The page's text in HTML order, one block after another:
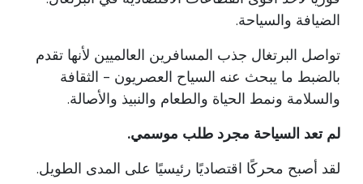
الضيافة والسياحة.
تواصل البرتغال جذب المسافرين العالميين لأنها تقدم
بالضبط ما يبحث عنه السياح العصريون - الثقافة
والسلامة ونمط الحياة والطعام والنبيذ والأصالة.
لم تعد السياحة مجرد طلب موسمي.
لقد أصبح محركًا اقتصاديًا رئيسيًا على المدى الطويل.